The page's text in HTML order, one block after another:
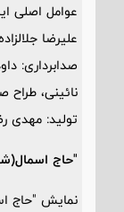
عوامل اصلی
علیرضا
صدابرداری:
نائینی،
تولید: مهدی
"حاج
نمایش "حاج